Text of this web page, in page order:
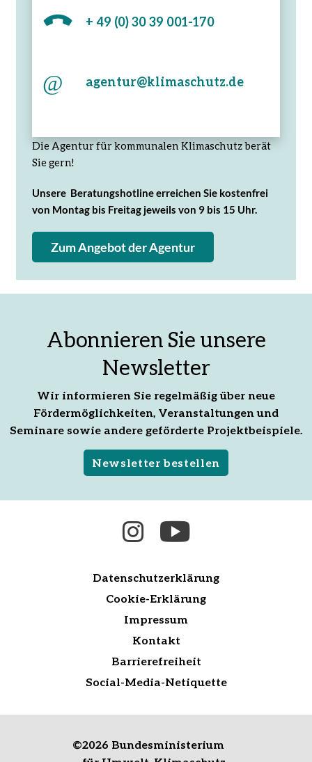
Die Agentur für kommunalen Klimaschutz berät
Sie gern!
Unsere Beratungshotline erreichen Sie kostenfrei
von Montag bis Freitag jeweils von 9 bis 15 Uhr.
Zum Angebot der Agentur
+ 49 (0) 30 39 001-170
agentur@klimaschutz.de
Abonnieren Sie unsere
Newsletter
Wir informieren Sie regelmäßig über neue
Fördermöglichkeiten, Veranstaltungen und
Seminare sowie andere geförderte Projektbeispiele.
Newsletter bestellen
Datenschutzerklärung
Cookie-Erklärung
Impressum
Kontakt
Barrierefreiheit
Social-Media-Netiquette
©2026 Bundesministerium